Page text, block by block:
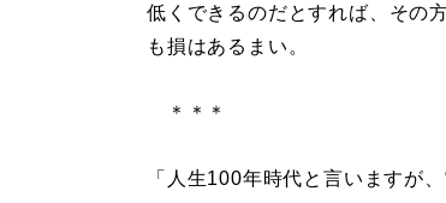
低くできるのだとすれば、その
も損はあるまい。
＊＊＊
「人生100年時代と言いますが